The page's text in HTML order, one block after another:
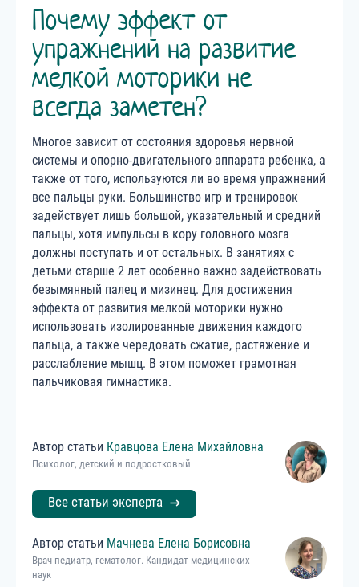
Почему эффект от
упражнений на развитие
мелкой моторики не
всегда заметен?
Многое зависит от состояния здоровья нервной
системы и опорно-двигательного аппарата ребенка, а
также от того, используются ли во время упражнений
все пальцы руки. Большинство игр и тренировок
задействует лишь большой, указательный и средний
пальцы, хотя импульсы в кору головного мозга
должны поступать и от остальных. В занятиях с
детьми старше 2 лет особенно важно задействовать
безымянный палец и мизинец. Для достижения
эффекта от развития мелкой моторики нужно
использовать изолированные движения каждого
пальца, а также чередовать сжатие, растяжение и
расслабление мышц. В этом поможет грамотная
пальчиковая гимнастика.
Автор статьи Кравцова Елена Михайловна
Психолог, детский и подростковый
Все статьи эксперта
Автор статьи Мачнева Елена Борисовна
Врач педиатр, гематолог. Кандидат медицинских
наук